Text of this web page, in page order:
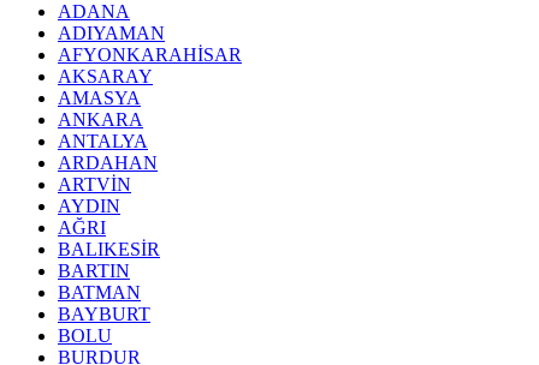
ADANA
ADIYAMAN
AFYONKARAHİSAR
AKSARAY
AMASYA
ANKARA
ANTALYA
ARDAHAN
ARTVİN
AYDIN
AĞRI
BALIKESİR
BARTIN
BATMAN
BAYBURT
BOLU
BURDUR